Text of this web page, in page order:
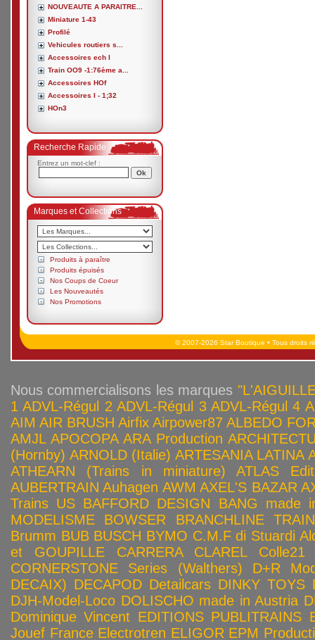
NOUVEAUTE A PARAITRE...
Miniature 1-43
Profilé
Vehicules routiers s...
Accessoires ech I
Train OO9 -1:76ème a...
Accessoires HOf
Accessoires I - 1;32
HOn3
Recherche Rapide
Entrez un mot-clef :
Marques et Collections
Produits à paraître
Produits épuisés
Nos Coups de Coeur
Les Nouveautés
Nos Promotions
© 2007-2026 Star Boutique • Tous droits
Nous commercialisons les marques
1 ADVL-Régul 2 ADVL-Régul 3 ADVL-Régul 4
AIM AIR BRUSH Airfix Airpower87 ALBEDO
AMJL APOCOPA ARA Production
(Hornby) ARNOLD (Italie) ARTESANIA LATINA
ATHEARN (Trains in miniature)
ATLAS
AUBERTRAIN Auhagen AWM AXEL'S BAZAR
Trains US BAFFORD DESIGN
BANG made
MODELISME
BOWSER
BRANCHLINE
Brumm BUB BUSCH BYMO C.M.F di Stuardi
et GOUPILLE
CARRERA CLAREL
Colle21
CORNERSTONE Series (Walthers)
D+R
DECAIX) DECAPOD Detailcars DINKY TOYS
DJH-Model-Loco DOLISCHO made in Austria
Dominique Vincent EDITIONS PUBLITRAINS
Jouef France Electrotren ELIGOR EPM